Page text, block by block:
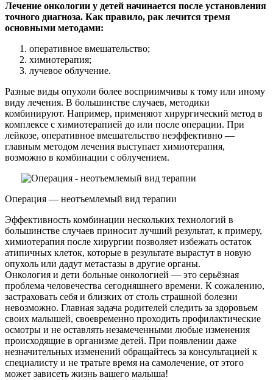
Лечение онкологии у детей начинается после установления
точного диагноза. Как правило, рак лечится тремя
основными методами:
оперативное вмешательство;
химиотерапия;
лучевое облучение.
Разные виды опухоли более восприимчивы к тому или иному
виду лечения. В большинстве случаев, методики
комбинируют. Например, применяют хирургический метод в
комплексе с химиотерапией до или после операции. При
лейкозе, оперативное вмешательство неэффективно —
главным методом лечения выступает химиотерапия,
возможно в комбинации с облучением.
Операция — неотъемлемый вид терапии
Эффективность комбинации нескольких технологий в
большинстве случаев приносит лучший результат, к примеру,
химиотерапия после хирургии позволяет избежать остаток
атипичных клеток, которые в результате вырастут в новую
опухоль или дадут метастазы в другие органы.
Онкология и дети больные онкологией — это серьёзная
проблема человечества сегодняшнего времени. К сожалению,
застраховать себя и близких от столь страшной болезни
невозможно. Главная задача родителей следить за здоровьем
своих малышей, своевременно проходить профилактические
осмотры и не оставлять незамеченными любые изменения
происходящие в организме детей. При появлении даже
незначительных изменений обращайтесь за консультацией к
специалисту и не тратьте время на самолечение, от этого
может зависеть жизнь вашего малыша!